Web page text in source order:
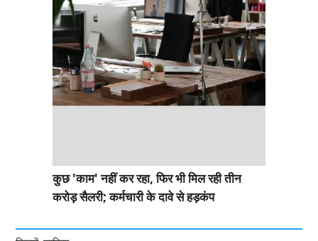
कुछ 'काम' नहीं कर रहा, फिर भी मिल रही तीन
करोड़ सैलरी; कर्मचारी के दावे से हड़कंप